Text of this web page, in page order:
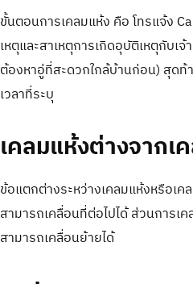
ขั้นตอนการเคลมแห้ง คือ โทรแจ้ง
เหตุและสาเหตุการเกิดอุบัติเหตุกับ
ต้องหาอู่ที่สะดวกใกล้บ้านก่อน) สุดท้
เวลาที่ระบุ
เคลมแห้งต่างจากเ
ข้อแตกต่างระหว่างเคลมแห้งหรือเ
สามารถเคลื่อนที่ต่อไปได้ ส่วนการ
สามารถเคลื่อนย้ายได้